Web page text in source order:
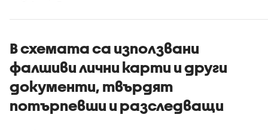
В схемата са използвани
фалшиви лични карти и други
документи, твърдят
потърпевши и разследващи